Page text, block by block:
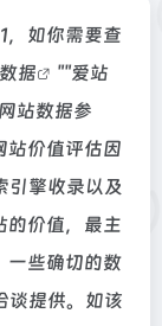
，如你需要查
据 ""爱站
站数据参
站价值评估因
引擎收录以及
的价值，最主
一些确切的数
谈提供。如该